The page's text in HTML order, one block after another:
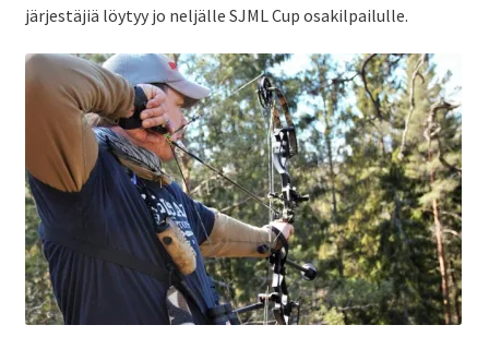
järjestäjiä löytyy jo neljälle SJML Cup osakilpailulle.